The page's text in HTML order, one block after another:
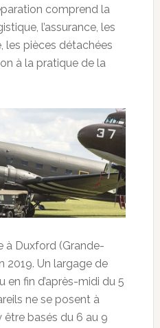
comprend la
l’assurance, les
les pièces détachées
à la pratique de la
à Duxford (Grande-
2019. Un largage de
en fin d’après-midi du 5
ne se posent à
basés du 6 au 9